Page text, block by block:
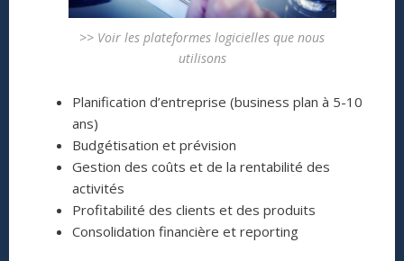
>> Voir les plateformes logicielles que nous
utilisons
Planification d’entreprise (business plan à 5-10
ans)
Budgétisation et prévision
Gestion des coûts et de la rentabilité des
activités
Profitabilité des clients et des produits
Consolidation financière et reporting